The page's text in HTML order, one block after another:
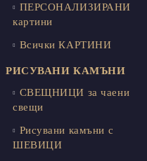
ПЕРСОНАЛИЗИРАНИ
картини
Всички КАРТИНИ
РИСУВАНИ КАМЪНИ
СВЕЩНИЦИ за чаени
свещи
Рисувани камъни с
ШЕВИЦИ